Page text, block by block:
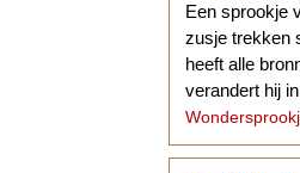
Een sprookje
zusje trekken
heeft alle
verandert hij